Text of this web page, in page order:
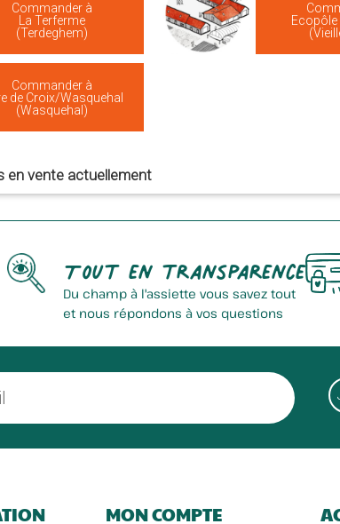
Commander à
La Terferme
(Terdeghem)
Ecopôle
Commander à
de Croix/Wasquehal
(Wasquehal)
en vente actuellement
Tout en transparence
Du champ à l'assiette vous savez tout
et nous répondons à vos questions
MON COMPTE